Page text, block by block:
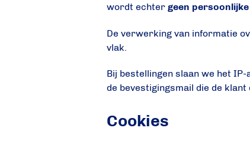
wordt echtergeen
De verwerking van informatie
vlak.
Bij bestellingen slaan we het
de bevestigingsmail die de
Cookies